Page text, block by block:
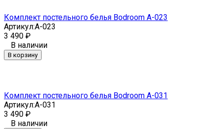
Комплект постельного белья Bodroom A-023
Артикул:A-023
3 490 ₽
В наличии
В корзину
Комплект постельного белья Bodroom A-031
Артикул:A-031
3 490 ₽
В наличии